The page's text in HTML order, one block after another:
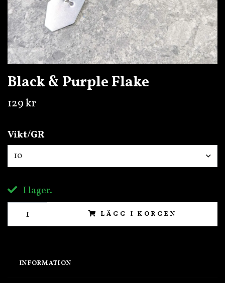
Black & Purple Flake
129 kr
Vikt/GR
10
I lager.
LÄGG I KORGEN
INFORMATION